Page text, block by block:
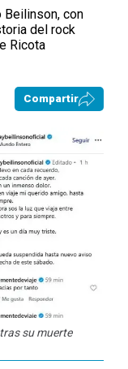
Beilinson, con
del rock
Ricota
Compartir
su muerte